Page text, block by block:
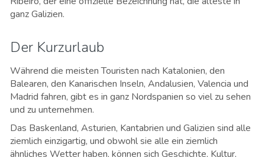
ganz Galizien.
Der Kurzurlaub
Während die meisten Touristen nach Katalonien, den
Balearen, den Kanarischen Inseln, Andalusien, Valencia und
Madrid fahren, gibt es in ganz Nordspanien so viel zu sehen
und zu unternehmen.
Das Baskenland, Asturien, Kantabrien und Galizien sind alle
ziemlich einzigartig, und obwohl sie alle ein ziemlich
ähnliches Wetter haben, können sich Geschichte, Kultur,